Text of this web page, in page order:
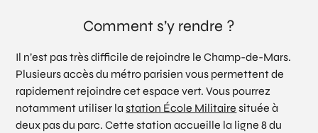
Comment s’y rendre ?
Il n’est pas très difficile de rejoindre le Champ-de-Mars.
Plusieurs accès du métro parisien vous permettent de
rapidement rejoindre cet espace vert. Vous pourrez
notamment utiliser lastation École Militaire située à
deux pas du parc. Cette station accueille la ligne 8 du